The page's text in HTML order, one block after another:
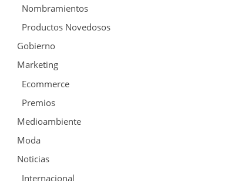
Nombramientos
Productos Novedosos
Gobierno
Marketing
Ecommerce
Premios
Medioambiente
Moda
Noticias
Internacional